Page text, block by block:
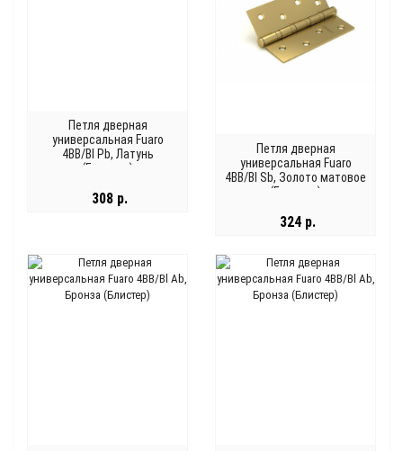
Петля дверная
универсальная Fuaro
4BB/Bl Pb, Латунь
(Блистер)
308 р.
Петля дверная
универсальная Fuaro
4BB/Bl Sb, Золото матовое
(Блистер)
324 р.